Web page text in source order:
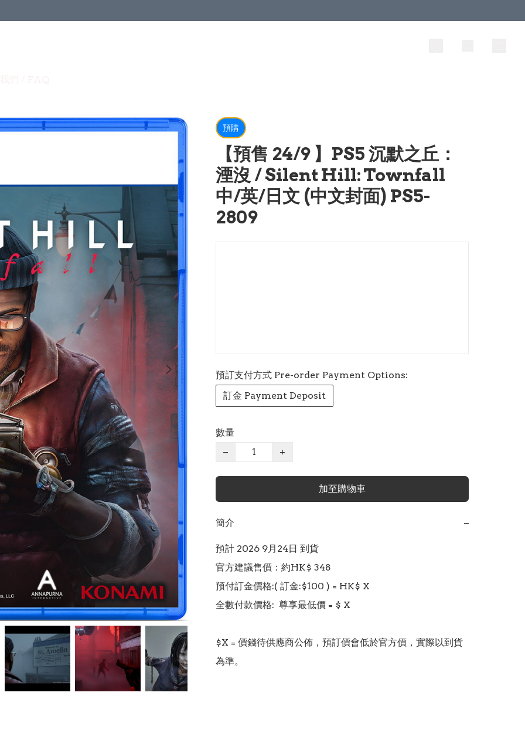
預購
【預售 24/9 】PS5 沉默之丘：
湮沒 / Silent Hill: Townfall
中/英/日文 (中文封面) PS5-
2809
預訂支付方式 Pre-order Payment Options:
訂金 Payment Deposit
數量
−
+
加至購物車
簡介 −
預計 2026 9月24日 到貨
官方建議售價：約HK$ 348
預付訂金價格:( 訂金:$100 ) = HK$ X
全數付款價格:  尊享最低價 = $ X
$X = 價錢待供應商公佈，預訂價會低於官方價，實際以到貨
為準。